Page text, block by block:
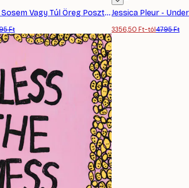
Jessica Pleur - Sosem Vagy Túl Öreg Poszter
Ft
Jessica Pleur -
3356,50 Ft-tól4795 Ft